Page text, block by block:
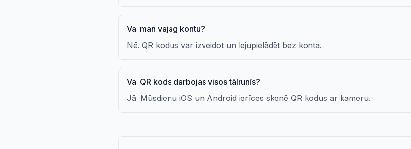
Vai man vajag kontu?
Nē. QR kodus var izveidot un lejupielādēt bez konta.
Vai QR kods darbojas visos tālrunīs?
Jā. Mūsdienu iOS un Android ierīces skenē QR kodus ar kameru.